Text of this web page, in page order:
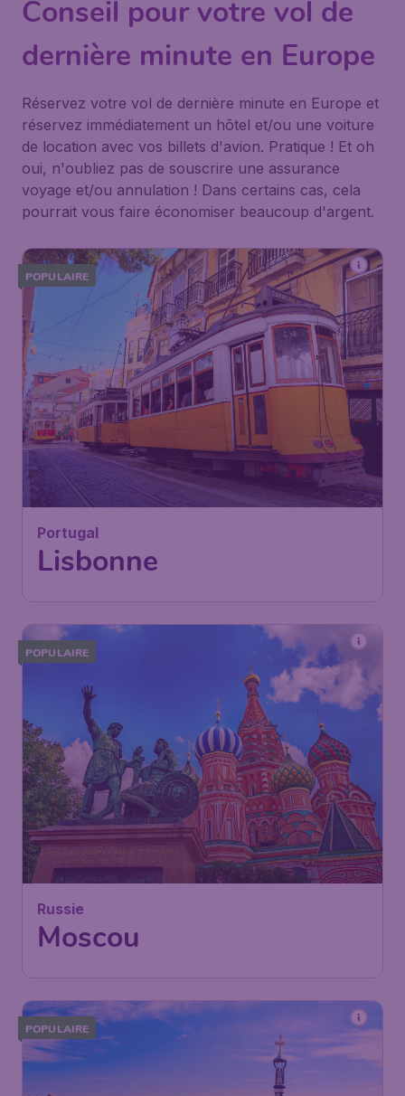
Conseil pour votre vol de
dernière minute en Europe
Réservez votre vol de dernière minute en Europe et
réservez immédiatement un hôtel et/ou une voiture
de location avec vos billets d'avion. Pratique ! Et oh
oui, n'oubliez pas de souscrire une assurance
voyage et/ou annulation ! Dans certains cas, cela
pourrait vous faire économiser beaucoup d'argent.
POPULAIRE
Portugal
Lisbonne
POPULAIRE
Russie
Moscou
POPULAIRE